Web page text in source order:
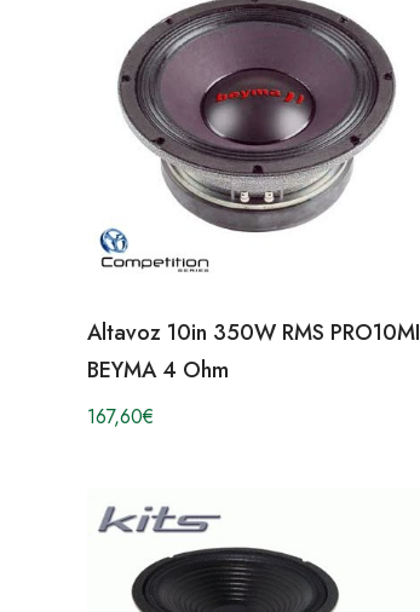
Altavoz 10in 350W RMS PRO10MI
BEYMA 4 Ohm
167,60€